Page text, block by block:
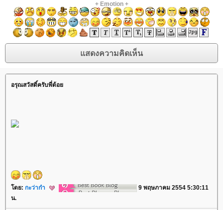
+ Emotion+
อรุณสวัสดิ์ครับพี่ต้อ
ดย: กะว่าก๋า
9 พฤษภาคม 2554 5:30:11
น.